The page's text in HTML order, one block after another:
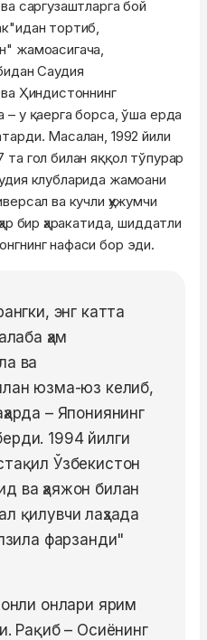
саргузаштларга бой
тортиб,
жамоасигача,
Саудия
Ҳиндистоннинг
– у қаерга борса, ўша ерда
Масалан, 1992 йили
гол билан яққол тўпурар
клубларида жамоани
ва кучли ҳужумчи
бир ҳаракатида, шиддатли
нафаси бор эди.
энг катта
ҳам
ва
юзма-юз келиб,
– Япониянинг
1994 йилги
Ўзбекистон
ва ҳаяжон билан
қилувчи лаҳзада
фарзанди"
онлари ярим
Рақиб – Осиёнинг